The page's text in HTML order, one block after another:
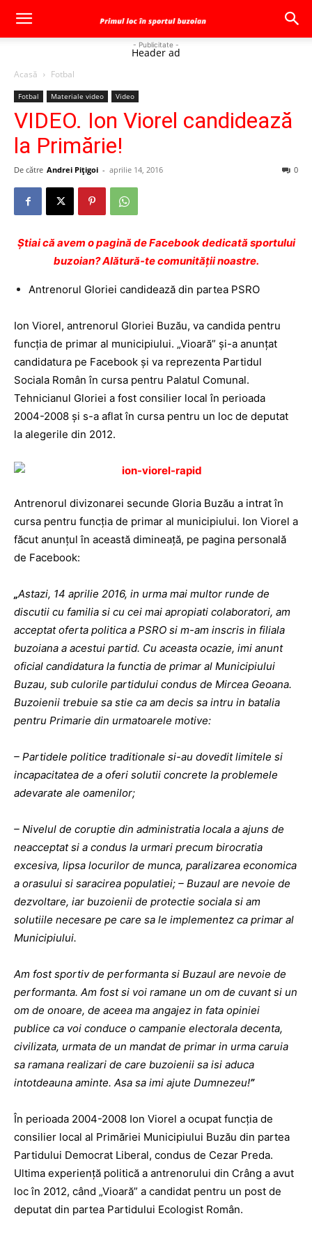
- Publicitate -
Header ad
Acasă Fotbal
Fotbal Materiale video Video
VIDEO. Ion Viorel candidează
la Primărie!
De către Andrei Pițigoi - aprilie 14, 2016 0
Ştiai că avem o pagină de Facebook dedicată sportului
buzoian? Alătură-te comunității noastre.
Antrenorul Gloriei candidează din partea PSRO
Ion Viorel, antrenorul Gloriei Buzău, va candida pentru
funcţia de primar al municipiului. „Vioară” şi-a anunţat
candidatura pe Facebook şi va reprezenta Partidul
Sociala Român în cursa pentru Palatul Comunal.
Tehnicianul Gloriei a fost consilier local în perioada
2004-2008 şi s-a aflat în cursa pentru un loc de deputat
la alegerile din 2012.
Antrenorul divizonarei secunde Gloria Buzău a intrat în
cursa pentru funcţia de primar al municipiului. Ion Viorel a
făcut anunţul în această dimineaţă, pe pagina personală
de Facebook:
„Astazi, 14 aprilie 2016, in urma mai multor runde de
discutii cu familia si cu cei mai apropiati colaboratori, am
acceptat oferta politica a PSRO si m-am inscris in filiala
buzoiana a acestui partid. Cu aceasta ocazie, imi anunt
oficial candidatura la functia de primar al Municipiului
Buzau, sub culorile partidului condus de Mircea Geoana.
Buzoienii trebuie sa stie ca am decis sa intru in batalia
pentru Primarie din urmatoarele motive:
– Partidele politice traditionale si-au dovedit limitele si
incapacitatea de a oferi solutii concrete la problemele
adevarate ale oamenilor;
– Nivelul de coruptie din administratia locala a ajuns de
neacceptat si a condus la urmari precum birocratia
excesiva, lipsa locurilor de munca, paralizarea economica
a orasului si saracirea populatiei; – Buzaul are nevoie de
dezvoltare, iar buzoienii de protectie sociala si am
solutiile necesare pe care sa le implementez ca primar al
Municipiului.
Am fost sportiv de performanta si Buzaul are nevoie de
performanta. Am fost si voi ramane un om de cuvant si un
om de onoare, de aceea ma angajez in fata opiniei
publice ca voi conduce o campanie electorala decenta,
civilizata, urmata de un mandat de primar in urma caruia
sa ramana realizari de care buzoienii sa isi aduca
intotdeauna aminte. Asa sa imi ajute Dumnezeu!”
În perioada 2004-2008 Ion Viorel a ocupat funcţia de
consilier local al Primăriei Municipiului Buzău din partea
Partidului Democrat Liberal, condus de Cezar Preda.
Ultima experienţă politică a antrenorului din Crâng a avut
loc în 2012, când „Vioară” a candidat pentru un post de
deputat din partea Partidului Ecologist Român.